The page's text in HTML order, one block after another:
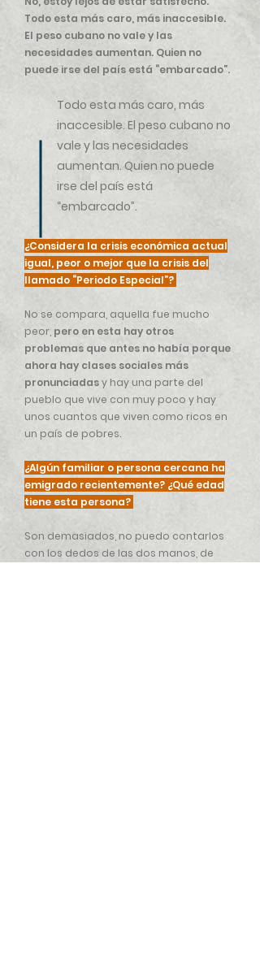
Todo esta más caro, más inaccesible.
El peso cubano no vale y las
necesidades aumentan. Quien no
puede irse del país está “embarcado”.
Todo esta más caro, más
inaccesible. El peso cubano no
vale y las necesidades
aumentan. Quien no puede
irse del país está
“embarcado”.
¿Considera la crisis económica actual
igual, peor o mejor que la crisis del
llamado “Periodo Especial”?
No se compara, aquella fue mucho
peor, pero en esta hay otros
problemas que antes no había porque
ahora hay clases sociales más
pronunciadasy hay una parte del
pueblo que vive con muy poco y hay
unos cuantos que viven como ricos en
un país de pobres.
¿Algún familiar o persona cercana ha
emigrado recientemente? ¿Qué edad
tiene esta persona?
Son demasiados, no puedo contarlos
con los dedos de las dos manos, de